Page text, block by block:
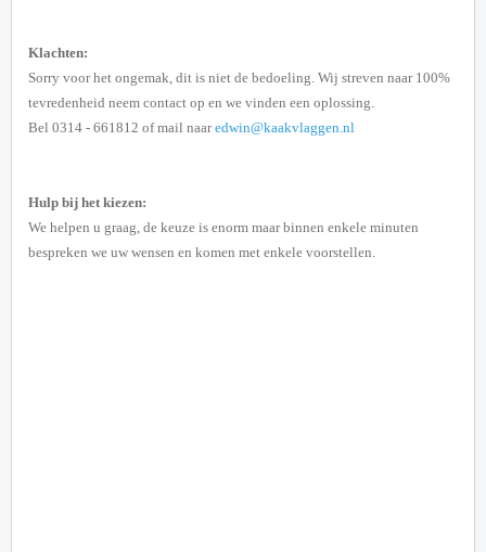
Klachten:
Sorry voor het ongemak, dit is niet de bedoeling. Wij streven naar 100%
tevredenheid neem contact op en we vinden een oplossing.
Bel 0314 - 661812 of mail naaredwin@kaakvlaggen.nl
Hulp bij het kiezen:
We helpen u graag, de keuze is enorm maar binnen enkele minuten
bespreken we uw wensen en komen met enkele voorstellen.